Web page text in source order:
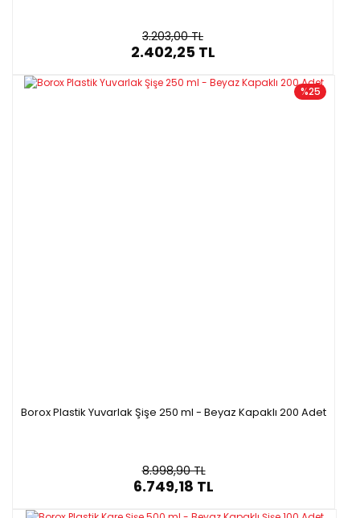
3.203,00 TL
2.402,25 TL
%25
Borox Plastik Yuvarlak Şişe 250 ml - Beyaz Kapaklı 200 Adet
8.998,90 TL
6.749,18 TL